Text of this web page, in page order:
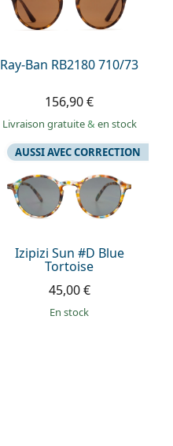
Ray-Ban RB2180 710/73
156,90 €
Livraison gratuite& en stock
Izipizi Sun #D Blue
Tortoise
AUSSI AVEC CORRECTION
45,00 €
en stock